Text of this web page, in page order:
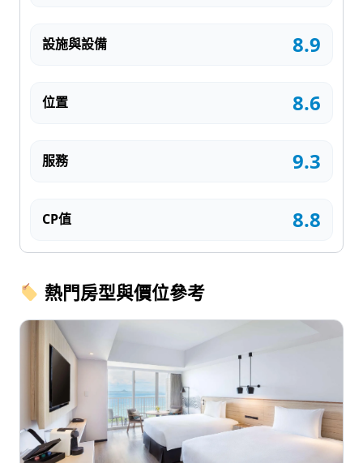
設施與設備 8.9
位置 8.6
服務 9.3
CP值 8.8
熱門房型與價位參考